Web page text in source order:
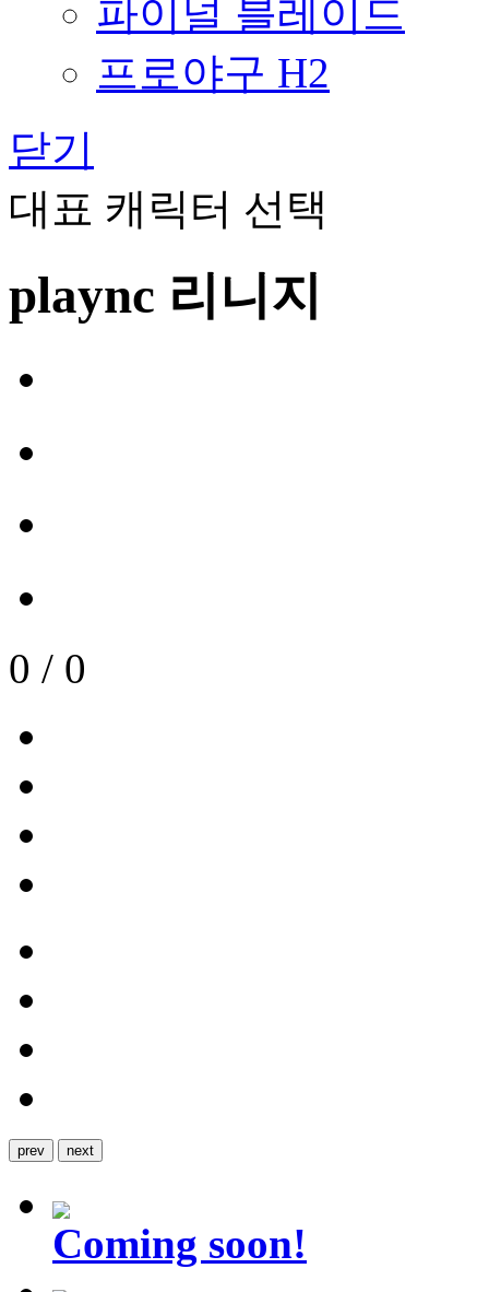
파이널 블레이드
프로야구 H2
닫기
대표 캐릭터 선택
plaync 리니지
0 / 0
prev next
Coming soon!